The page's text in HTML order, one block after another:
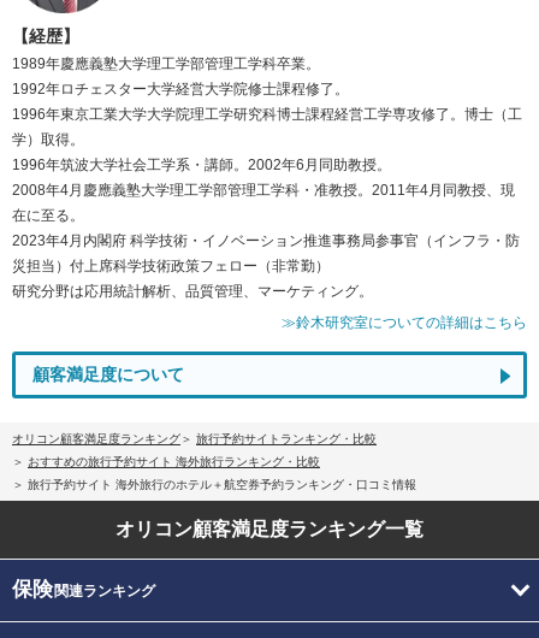
【経歴】
1989年慶應義塾大学理工学部管理工学科卒業。
1992年ロチェスター大学経営大学院修士課程修了。
1996年東京工業大学大学院理工学研究科博士課程経営工学専攻修了。博士（工
学）取得。
1996年筑波大学社会工学系・講師。2002年6月同助教授。
2008年4月慶應義塾大学理工学部管理工学科・准教授。2011年4月同教授、現
在に至る。
2023年4月内閣府 科学技術・イノベーション推進事務局参事官（インフラ・防
災担当）付上席科学技術政策フェロー（非常勤）
研究分野は応用統計解析、品質管理、マーケティング。
≫鈴木研究室についての詳細はこちら
顧客満足度について
オリコン顧客満足度ランキング
旅行予約サイトランキング・比較
おすすめの旅行予約サイト 海外旅行ランキング・比較
旅行予約サイト 海外旅行のホテル＋航空券予約ランキング・口コミ情報
オリコン顧客満足度ランキング一覧
保険関連ランキング